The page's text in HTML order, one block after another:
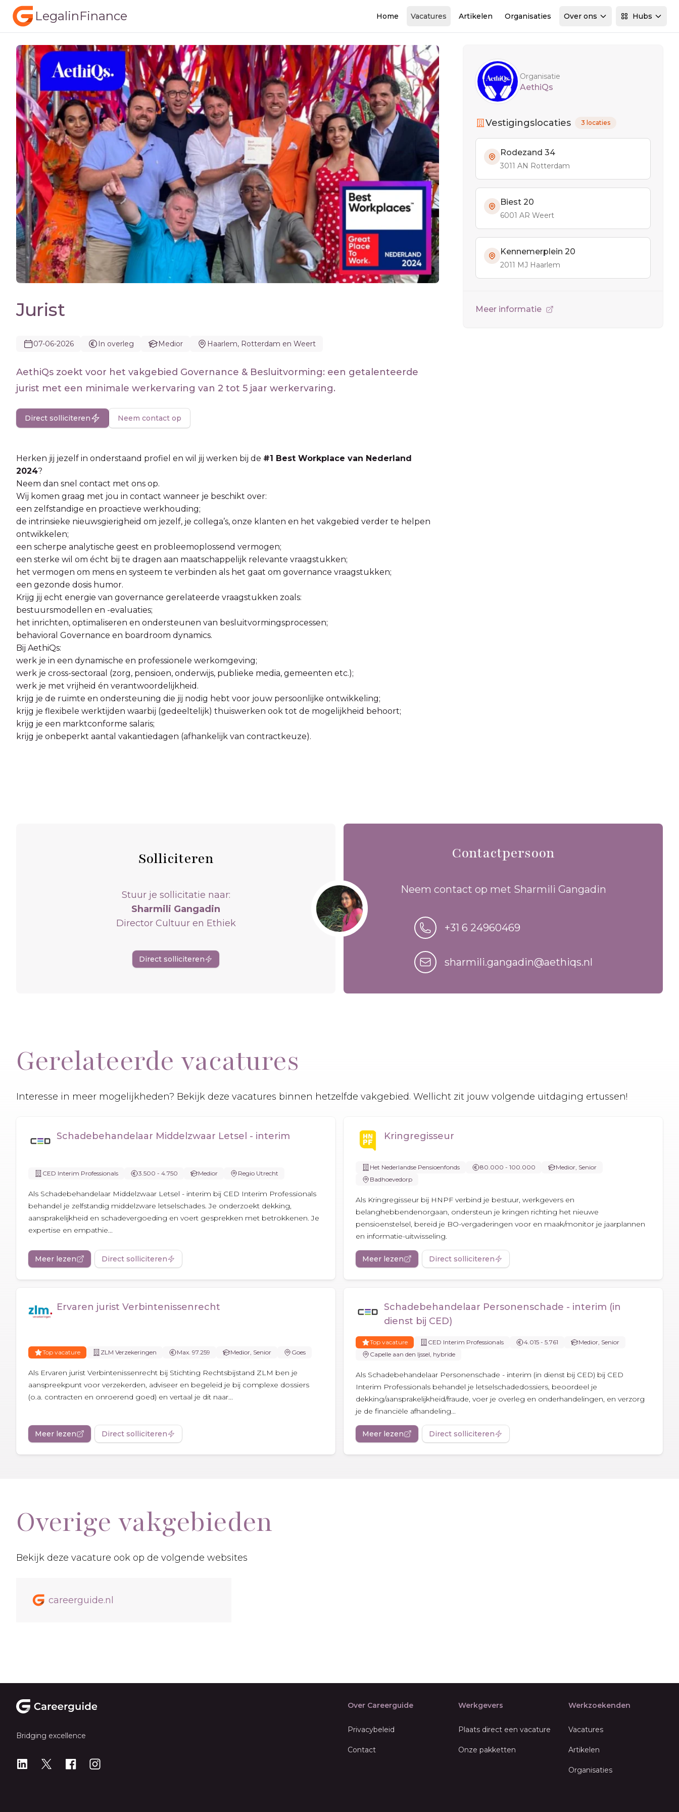
LegalinFinance Home Vacatures Artikelen Organisaties Over ons Hubs
Jurist
07-06-2026 In overleg Medior Haarlem, Rotterdam en Weert
AethiQs zoekt voor het vakgebied Governance & Besluitvorming: een getalenteerde
jurist met een minimale werkervaring van 2 tot 5 jaar werkervaring.
Direct solliciteren Neem contact op
Herken jij jezelf in onderstaand profiel en wil jij werken bij de #1 Best Workplace van Nederland
2024?
Neem dan snel contact met ons op.
Wij komen graag met jou in contact wanneer je beschikt over:
een zelfstandige en proactieve werkhouding;
de intrinsieke nieuwsgierigheid om jezelf, je collega’s, onze klanten en het vakgebied verder te helpen
ontwikkelen;
een scherpe analytische geest en probleemoplossend vermogen;
een sterke wil om écht bij te dragen aan maatschappelijk relevante vraagstukken;
het vermogen om mens en systeem te verbinden als het gaat om governance vraagstukken;
een gezonde dosis humor.
Krijg jij echt energie van governance gerelateerde vraagstukken zoals:
bestuursmodellen en -evaluaties;
het inrichten, optimaliseren en ondersteunen van besluitvormingsprocessen;
behavioral Governance en boardroom dynamics.
Bij AethiQs:
werk je in een dynamische en professionele werkomgeving;
werk je cross-sectoraal (zorg, pensioen, onderwijs, publieke media, gemeenten etc.);
werk je met vrijheid én verantwoordelijkheid.
krijg je de ruimte en ondersteuning die jij nodig hebt voor jouw persoonlijke ontwikkeling;
krijg je flexibele werktijden waarbij (gedeeltelijk) thuiswerken ook tot de mogelijkheid behoort;
krijg je een marktconforme salaris;
krijg je onbeperkt aantal vakantiedagen (afhankelijk van contractkeuze).
Organisatie
AethiQs
Vestigingslocaties 3 locaties
Rodezand 34
3011 AN Rotterdam
Biest 20
6001 AR Weert
Kennemerplein 20
2011 MJ Haarlem
Meer informatie
Solliciteren
Stuur je sollicitatie naar:
Sharmili Gangadin
Director Cultuur en Ethiek
Direct solliciteren
Contactpersoon
Neem contact op met Sharmili Gangadin
+31 6 24960469
sharmili.gangadin@aethiqs.nl
Gerelateerde vacatures
Interesse in meer mogelijkheden? Bekijk deze vacatures binnen hetzelfde vakgebied. Wellicht zit jouw volgende uitdaging ertussen!
Schadebehandelaar Middelzwaar Letsel - interim
CED Interim Professionals 3.500 - 4.750 Medior Regio Utrecht
Als Schadebehandelaar Middelzwaar Letsel - interim bij CED Interim Professionals
behandel je zelfstandig middelzware letselschades. Je onderzoekt dekking,
aansprakelijkheid en schadevergoeding en voert gesprekken met betrokkenen. Je
expertise en empathie...
Meer lezen Direct solliciteren
Kringregisseur
Het Nederlandse Pensioenfonds 80.000 - 100.000
Medior, Senior
Badhoevedorp
Als Kringregisseur bij HNPF verbind je bestuur, werkgevers en
belanghebbendenorgaan, ondersteun je kringen richting het nieuwe
pensioenstelsel, bereid je BO-vergaderingen voor en maak/monitor je jaarplannen
en informatie-uitwisseling.
Meer lezen Direct solliciteren
Ervaren jurist Verbintenissenrecht
Top vacature ZLM Verzekeringen Max. 97.259 Medior, Senior Goes
Als Ervaren jurist Verbintenissenrecht bij Stichting Rechtsbijstand ZLM ben je
aanspreekpunt voor verzekerden, adviseer en begeleid je bij complexe dossiers
(o.a. contracten en onroerend goed) en vertaal je dit naar...
Meer lezen Direct solliciteren
Schadebehandelaar Personenschade - interim (in
dienst bij CED)
Top vacature CED Interim Professionals 4.015 - 5.761
Medior, Senior
Capelle aan den Ijssel, hybride
Als Schadebehandelaar Personenschade - interim (in dienst bij CED) bij CED
Interim Professionals behandel je letselschadedossiers, beoordeel je
dekking/aansprakelijkheid/fraude, voer je overleg en onderhandelingen, en verzorg
je de financiële afhandeling...
Meer lezen Direct solliciteren
Overige vakgebieden
Bekijk deze vacature ook op de volgende websites
careerguide.nl
Bridging excellence
LinkedIn
X Instagram
Over Careerguide
Privacybeleid
Contact
Werkgevers
Plaats direct een vacature
Onze pakketten
Werkzoekenden
Vacatures
Artikelen
Organisaties